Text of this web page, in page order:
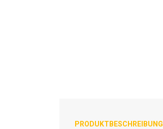
PRODUKTBESCHREIBUNG